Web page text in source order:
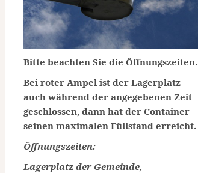
Bitte beachten Sie die Öffnungszeiten.
Bei roter Ampel ist der Lagerplatz
auch während der angegebenen Zeit
geschlossen, dann hat der Container
seinen maximalen Füllstand erreicht.
Öffnungszeiten:
Lagerplatz der Gemeinde,